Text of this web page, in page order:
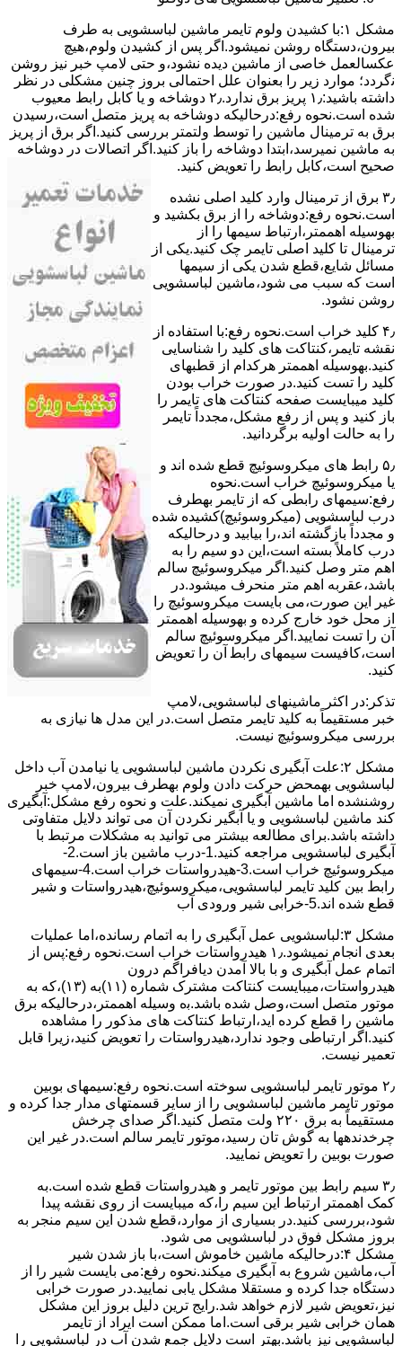
مشکل ۱:ﺑﺎ ﮐﺸﯿﺪن وﻟﻮم ﺗﺎﯾﻤﺮ ماشین لباسشویی به طرف
ﺑﯿﺮون،دستگاه روﺷﻦ نمیشود.اﮔﺮ ﭘﺲ از ﮐﺸﯿﺪن وﻟﻮم،ﻫﯿﭻ
عکسالعمل ﺧﺎﺻﯽ از ﻣﺎﺷﯿﻦ دﯾﺪه نشود،و حتی ﻻﻣﭗ ﺧﺒﺮ ﻧﯿﺰ روﺷﻦ
ﻧگردد؛ موارد زیر را بعنوان ﻋﻠﻞ احتمالی بروز چنین مشکلی در نظر
داشته باشید:۱٫ ﭘﺮﯾﺰ ﺑﺮق ﻧﺪارد.۲٫ دوﺷﺎﺧﻪ و ﯾﺎ ﮐﺎﺑﻞ راﺑﻂ ﻣﻌﯿﻮب
ﺷﺪه است.نحوه رفع:درحالیکه دوﺷﺎﺧﻪ ﺑﻪ ﭘﺮﯾﺰ ﻣﺘﺼﻞ اﺳﺖ،رﺳﯿﺪن
ﺑﺮق ﺑﻪ ﺗﺮﻣﯿﻨﺎل ﻣﺎﺷﯿﻦ را ﺗﻮﺳﻂ ولتمتر بررسی ﮐﻨﯿﺪ.اﮔﺮ ﺑﺮق از ﭘﺮﯾﺰ
ﺑﻪ ﻣﺎﺷﯿﻦ نمیرسد،اﺑﺘﺪا دوشاخه را باز کنید.اﮔﺮ اﺗﺼﺎﻻت در دوشاخه
ﺻﺤﯿﺢ اﺳﺖ،ﮐﺎﺑﻞ راﺑﻂ را ﺗﻌﻮﯾﺾ کنید.
۳٫ ﺑﺮق از ﺗﺮﻣﯿﻨﺎل وارد ﮐﻠﯿﺪ اﺻﻠﯽ ﻧﺸﺪه
است.نحوه رﻓﻊ:دوشاخه را از ﺑﺮق بکشید و
بهوسیله اهممتر،ارﺗﺒﺎط سیمها را از
ﺗﺮﻣﯿﻨﺎل ﺗﺎ ﮐﻠﯿﺪ اﺻﻠﯽ ﺗﺎﯾﻤﺮ چک کنید.یکی از
مسائل شایع،ﻗﻄﻊ شدن ﯾﮑﯽ از سیمها
است که سبب می شود،ﻣﺎﺷﯿﻦ لباسشویی
روﺷﻦ نشود.
۴٫ ﮐﻠﯿﺪ ﺧﺮاب اﺳﺖ.نحوه رفع:ﺑﺎ اﺳﺘﻔﺎده از
ﻧﻘﺸﻪ ﺗﺎﯾﻤﺮ،ﮐﻨﺘﺎﮐﺖ ﻫﺎی ﮐﻠﯿﺪ را ﺷﻨﺎﺳﺎﯾﯽ
کنید.بهوسیله اهممتر هرکدام از قطبهای
ﮐﻠﯿﺪ را ﺗﺴﺖ ﮐﻨﯿﺪ.در ﺻﻮرت ﺧﺮاب ﺑﻮدن
ﮐﻠﯿﺪ میبایست ﺻﻔﺤﻪ ﮐﻨﺘﺎﮐﺖ ﻫﺎی ﺗﺎﯾﻤﺮ را
باز کنید و ﭘﺲ از رﻓﻊ مشکل،مجدداً ﺗﺎﯾﻤﺮ
را به حالت اوﻟﯿﻪ برگردانید.
۵٫ رابط های ﻣﯿﮑﺮوﺳﻮﺋﯿﭻ ﻗﻄﻊ شده اند و
ﯾﺎ ﻣﯿﮑﺮوﺳﻮﺋﯿﭻ ﺧﺮاب اﺳﺖ.نحوه
رفع:سیمهای راﺑﻄﯽ ﮐﻪ از ﺗﺎﯾﻤﺮ بهطرف
درب لباسشویی (ﻣﯿﮑﺮوﺳﻮﺋﯿﭻ)کشیده شده
و مجدداً بازگشته اند،را ﺑﯿﺎﺑﯿﺪ و درحالیکه
درب کاملاً ﺑﺴﺘﻪ اﺳﺖ،اﯾﻦ دو ﺳﯿﻢ را ﺑﻪ
اﻫﻢ ﻣﺘﺮ وصل کنید.اﮔﺮ ﻣﯿﮑﺮوﺳﻮﺋﯿﭻ ﺳﺎﻟﻢ
ﺑﺎﺷﺪ،ﻋﻘﺮﺑﻪ اهم متر ﻣﻨﺤﺮف میشود.در
ﻏﯿﺮ اﯾﻦ ﺻﻮرت،می بایست ﻣﯿﮑﺮوﺳﻮﺋﯿﭻ را
از ﻣﺤﻞ خود ﺧﺎرج کرده و بهوسیله اهممتر
آن را ﺗﺴﺖ ﻧﻤﺎﯾﯿﺪ.اﮔﺮ ﻣﯿﮑﺮوﺳﻮﺋﯿﭻ ﺳﺎﻟﻢ
اﺳﺖ،ﮐﺎﻓﯿﺴﺖ سیمهای راﺑﻄ آن را ﺗﻌﻮﯾﺾ
کنید.
ﺗﺬﮐﺮ:در اﮐﺜﺮ ماشینهای لباسشویی،ﻻﻣﭗ
ﺧﺒﺮ مستقیماً ﺑﻪ ﮐﻠﯿﺪ ﺗﺎﯾﻤﺮ ﻣﺘﺼﻞ اﺳﺖ.در اﯾﻦ مدل ها ﻧﯿﺎزی ﺑﻪ
بررسی ﻣﯿﮑﺮوﺳﻮﺋﯿﭻ نیست.
مشکل ۲:علت آبگیری نکردن ماشین لباسشویی یا نیامدن آب داخل
لباسشویی بهمحض ﺣﺮﮐﺖ دادن وﻟﻮم بهطرف ﺑﯿﺮون،ﻻﻣﭗ ﺧﺒﺮ
روشنشده اﻣﺎ ﻣﺎﺷﯿﻦ آﺑﮕﯿﺮی نمیکند.ﻋﻠﺖ و نحوه رﻓﻊ مشکل:آبگیری
کند ماشین لباسشویی و یا آبگیر نکردن آن می تواند دلایل متفاوتی
داشته باشد.برای مطالعه بیشتر می توانید به مشکلات مرتبط با
آبگیری لباسشویی مراجعه کنید.1-درب ﻣﺎﺷﯿﻦ ﺑﺎز اﺳﺖ.2-
ﻣﯿﮑﺮوﺳﻮﺋﯿﭻ ﺧﺮاب اﺳﺖ.3-ﻫﯿﺪرواﺳﺘﺎت ﺧﺮاب اﺳﺖ.4-سیمهای
راﺑﻂ ﺑﯿﻦ ﮐﻠﯿﺪ ﺗﺎﯾﻤﺮ لباسشویی،ﻣﯿﮑﺮوﺳﻮﺋﯿﭻ،ﻫﯿﺪرواﺳﺘﺎت و ﺷﯿﺮ
ﻗﻄﻊ ﺷﺪه اند.5-خرابی شیر ورودی آب
مشکل ۳:لباسشویی ﻋﻤﻞ آﺑﮕﯿﺮی را ﺑﻪ اﺗﻤﺎم رﺳﺎﻧﺪه،اﻣﺎ ﻋﻤﻠﯿﺎت
ﺑﻌﺪی اﻧﺠﺎم نمیشود.۱٫ ﻫﯿﺪرواﺳﺘﺎت ﺧﺮاب اﺳﺖ.نحوه رﻓﻊ:ﭘﺲ از
اﺗﻤﺎم عمل آﺑﮕﯿﺮی و ﺑﺎ ﺑﺎﻻ آﻣﺪن دﯾﺎﻓﺮاﮔﻢ درون
ﻫﯿﺪرواﺳﺘﺎت،میبایست ﮐﻨﺘﺎﮐﺖ ﻣﺸﺘﺮک شماره (۱۱)به (۱۳)،ﮐﻪ ﺑﻪ
ﻣﻮﺗﻮر ﻣﺘﺼﻞ اﺳﺖ،وﺻﻞ ﺷﺪه ﺑﺎﺷﺪ.ﺑه وسیله اهممتر،درحالیکه ﺑﺮق
ﻣﺎﺷﯿﻦ را ﻗﻄﻊ کرده اید،ارﺗﺒﺎط ﮐﻨﺘﺎﮐﺖ ﻫﺎی ﻣﺬﮐﻮر را ﻣﺸﺎﻫﺪه
کنید.اﮔﺮ ارﺗﺒﺎطی وجود ندارد،ﻫﯿﺪرواﺳﺘﺎت را ﺗﻌﻮﯾﺾ ﮐﻨﯿﺪ،زﯾﺮا قابل
ﺗﻌﻤﯿﺮ نیست.
۲٫ ﻣﻮﺗﻮر ﺗﺎﯾﻤﺮ لباسشویی ﺳﻮﺧﺘﻪ اﺳﺖ.نحوه رﻓﻊ:سیمهای ﺑﻮﺑﯿﻦ
ﻣﻮﺗﻮر ﺗﺎﯾﻤﺮ ماشین لباسشویی را از ﺳﺎﯾﺮ قسمتهای ﻣﺪار ﺟﺪا کرده و
مستقیماً ﺑﻪ برق ۲۲۰ وﻟﺖ ﻣﺘﺼﻞ کنید.اﮔﺮ ﺻﺪای ﭼﺮﺧﺶ
چرخدندهها به گوش تان رﺳﯿﺪ،ﻣﻮﺗﻮر ﺗﺎﯾﻤﺮ ﺳﺎﻟﻢ اﺳﺖ.در ﻏﯿﺮ اﯾﻦ
ﺻﻮرت ﺑﻮﺑﯿﻦ را ﺗﻌﻮﯾﺾ ﻧﻤﺎﯾﯿﺪ.
۳٫ ﺳﯿﻢ راﺑﻂ ﺑﯿﻦ ﻣﻮﺗﻮر ﺗﺎﯾﻤﺮ و ﻫﯿﺪرواﺳﺘﺎت ﻗﻄﻊ ﺷﺪه اﺳﺖ.به
کمک اهممتر ارﺗﺒﺎط اﯾﻦ ﺳﯿﻢ را،ﮐﻪ میبایست از روی ﻧﻘﺸﻪ ﭘﯿﺪا
ﺷﻮد،بررسی ﮐﻨﯿﺪ.در ﺑﺴﯿﺎری از موارد،ﻗﻄﻊ ﺷﺪن اﯾﻦ ﺳﯿﻢ ﻣﻨﺠﺮ ﺑﻪ
ﺑﺮوز مشکل ﻓﻮق در لباسشویی می شود.
مشکل ۴:درحالیکه ﻣﺎﺷﯿﻦ ﺧﺎﻣﻮش اﺳﺖ،ﺑﺎ ﺑﺎز ﺷﺪن ﺷﯿﺮ
آب،ﻣﺎﺷﯿﻦ ﺷﺮوع ﺑﻪ آﺑﮕﯿﺮی میکند.نحوه رﻓﻊ:می بایست ﺷﯿﺮ را از
دستگاه جدا کرده و مستقلا مشکل یابی نمایید.در صورت خرابی
نیز،تعویض شیر لازم خواهد شد.رایج ترین دلیل بروز این مشکل
همان خرابی شیر برقی است.اما ممکن است ایراد از تایمر
لباسشویی نیز باشد.بهتر است دلایل جمع شدن آب در لباسشویی را